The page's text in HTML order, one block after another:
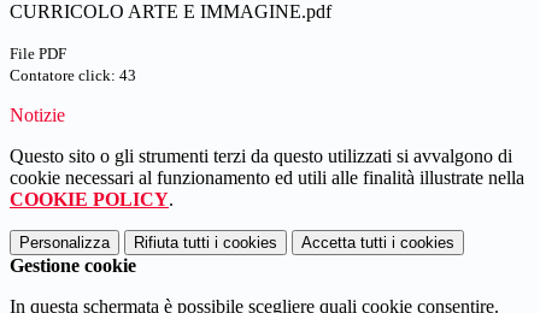
CURRICOLO ARTE E IMMAGINE.pdf
File PDF
Contatore click: 43
Notizie
Questo sito o gli strumenti terzi da questo utilizzati si avvalgono di
cookie necessari al funzionamento ed utili alle finalità illustrate nella
COOKIE POLICY.
Personalizza Rifiuta tutti i cookies Accetta tutti i cookies
Gestione cookie
In questa schermata è possibile scegliere quali cookie consentire.